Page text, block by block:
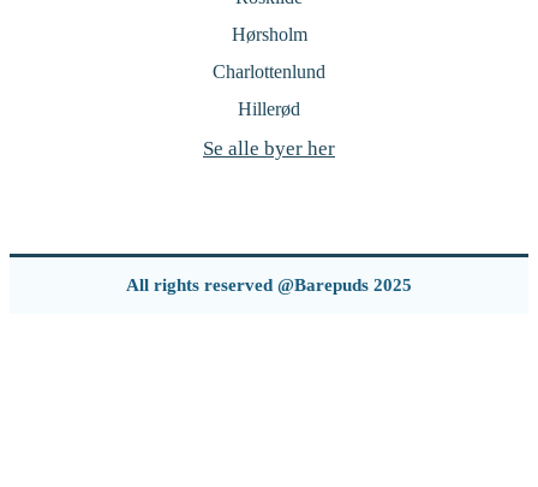
Hørsholm
Charlottenlund
Hillerød
Se alle byer her
All rights reserved @Barepuds 2025